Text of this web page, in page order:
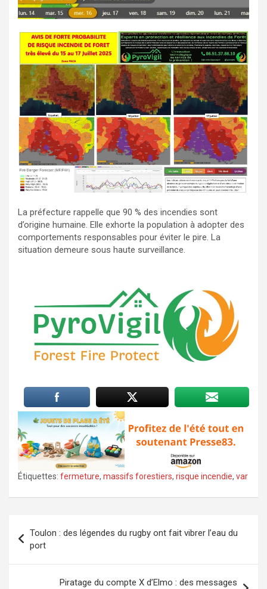
La préfecture rappelle que 90 % des incendies sont
d’origine humaine. Elle exhorte la population à adopter des
comportements responsables pour éviter le pire. La
situation demeure sous haute surveillance.
Étiquettes: fermeture, massifs forestiers, risque incendie, var
de
l’article
Toulon : des légendes du rugby ont fait vibrer l’eau du
port
Piratage du compte X d’Elmo : des messages